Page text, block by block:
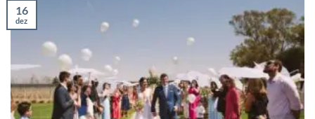
16
dez